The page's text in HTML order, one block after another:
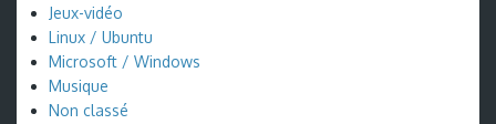
Jeux-vidéo
Linux / Ubuntu
Microsoft / Windows
Musique
Non classé